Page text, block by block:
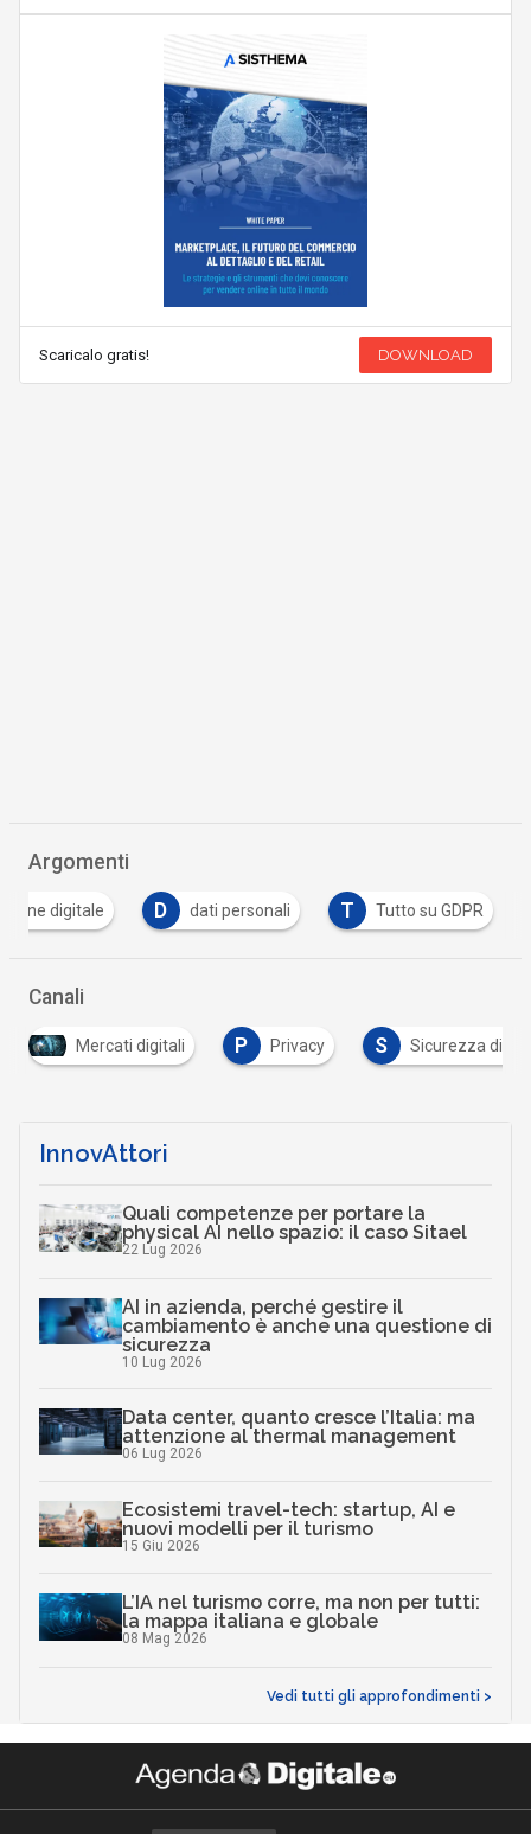
Scaricalo gratis! DOWNLOAD
Argomenti
digitale D dati personali T Tutto su GDPR
Canali
Mercati digitali P Privacy S Sicurezza digitale
InnovAttori
Quali competenze per portare la
physical AI nello spazio: il caso Sitael
22 Lug 2026
AI in azienda, perché gestire il
cambiamento è anche una questione di
sicurezza
10 Lug 2026
Data center, quanto cresce l’Italia: ma
attenzione al thermal management
06 Lug 2026
Ecosistemi travel-tech: startup, AI e
nuovi modelli per il turismo
15 Giu 2026
L’IA nel turismo corre, ma non per tutti:
la mappa italiana e globale
08 Mag 2026
Vedi tutti gli approfondimenti >